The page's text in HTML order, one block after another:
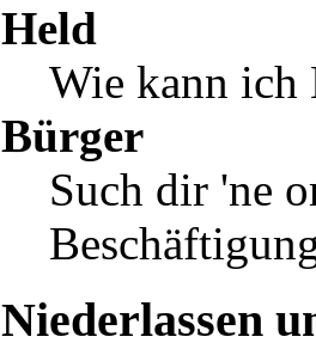
Held
Wie kann
Bürger
Such dir 'ne
Niederlassen